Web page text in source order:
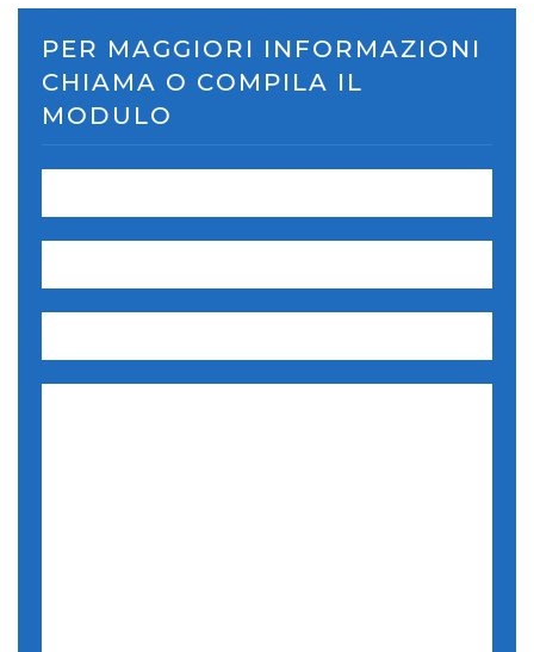
PER MAGGIORI INFORMAZIONI
CHIAMA O COMPILA IL
MODULO